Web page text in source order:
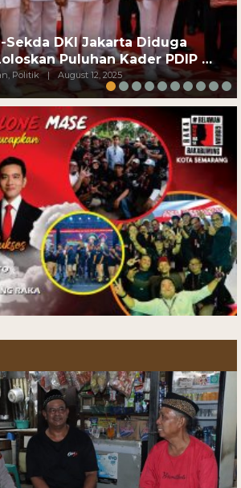
Sekda DKI Jakarta Diduga
Puluhan Kader PDIP …
Politik | August 12, 2025